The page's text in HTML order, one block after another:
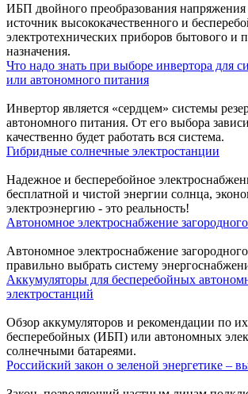
ИБП двойного преобразования
источник высококачественного и
электротехнических приборов бытового и
назначения.
Что надо знать при выборе инвертора для
или автономного питания
Инвертор является «сердцем» системы
автономного питания. От его выбора
качественно будет работать вся система.
Гибридные солнечные электростанции
Надежное и бесперебойное
бесплатной и чистой энергии солнца,
электроэнергию - это реальность!
Автономное электроснабжение
Автономное электроснабжение
правильно выбрать систему
Аккумуляторы для бесперебойных
электростанций
Обзор аккумуляторов и рекомендации по
бесперебойных (ИБП) или автономных
солнечными батареями.
Российский закон о зеленой энергетике –